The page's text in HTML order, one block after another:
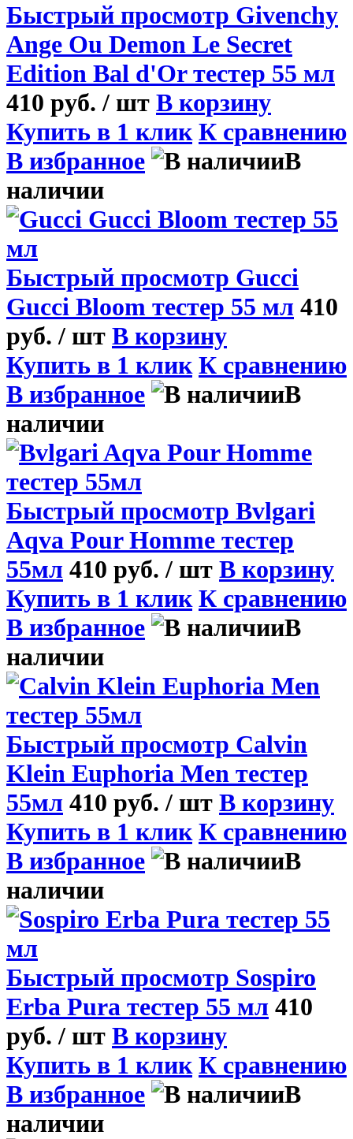
Быстрый просмотр Givenchy
Ange Ou Demon Le Secret
Edition Bal d'Or тестер 55 мл
410 руб./ шт В корзину
Купить в 1 клик К сравнению
В избранное
В
наличии
Быстрый просмотр Gucci
Gucci Bloom тестер 55 мл 410
руб./ шт В корзину
Купить в 1 клик К сравнению
В избранное
В
наличии
Быстрый просмотр Bvlgari
Aqva Pour Homme тестер
55мл 410 руб./ шт В корзину
Купить в 1 клик К сравнению
В избранное
В
наличии
Быстрый просмотр Calvin
Klein Euphoria Men тестер
55мл 410 руб./ шт В корзину
Купить в 1 клик К сравнению
В избранное
В
наличии
Быстрый просмотр Sospiro
Erba Pura тестер 55 мл 410
руб./ шт В корзину
Купить в 1 клик К сравнению
В избранное
В
наличии